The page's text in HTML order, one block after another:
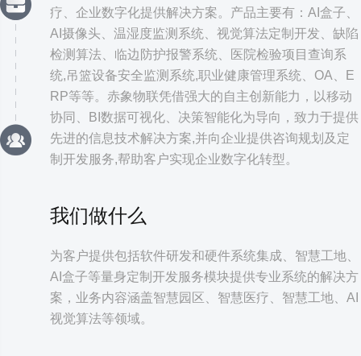
疗、企业数字化提供解决方案。产品主要有：AI盒子、
AI摄像头、温湿度监测系统、视觉算法定制开发、缺陷
检测算法、临边防护报警系统、医院检验项目查询系
统,吊篮设备安全监测系统,职业健康管理系统、OA、E
RP等等。赤象物联凭借强大的自主创新能力，以移动
协同、BI数据可视化、决策智能化为导向，致力于提供
先进的信息技术解决方案,并向企业提供咨询规划及定
制开发服务,帮助客户实现企业数字化转型。
我们做什么
为客户提供包括软件研发和硬件系统集成、智慧工地、
AI盒子等量身定制开发服务模块提供专业系统的解决方
案，业务内容涵盖智慧园区、智慧医疗、智慧工地、AI
视觉算法等领域。